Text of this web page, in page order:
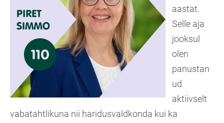
aastat.
Selle aja
jooksul
olen
panustan
ud
aktiivselt
vabatahtlikuna nii haridusvaldkonda kui ka